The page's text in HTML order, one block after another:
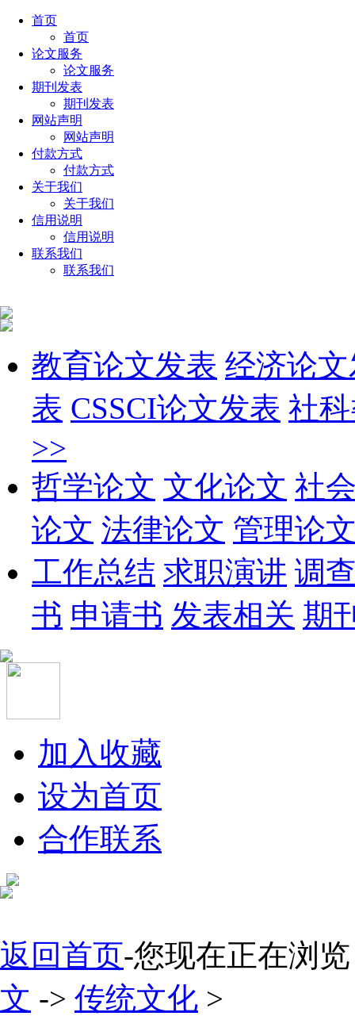
首页
首页
论文服务
论文服务
期刊发表
期刊发表
网站声明
网站声明
付款方式
付款方式
关于我们
关于我们
信用说明
信用说明
联系我们
联系我们
教育论文发表 经济论
表 CSSCI论文发表 社
>>
哲学论文 文化论文 社
论文 法律论文 管理论
工作总结 求职演讲 调
书 申请书 发表相关 期
加入收藏
设为首页
合作联系
返回首页-您现在正在浏
文 -> 传统文化 >